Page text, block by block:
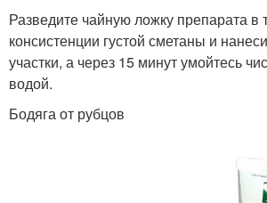
Разведите чайную ложку препарата в
консистенции густой сметаны и
участки, а через 15 минут умойтесь
водой.
Бодяга от рубцов